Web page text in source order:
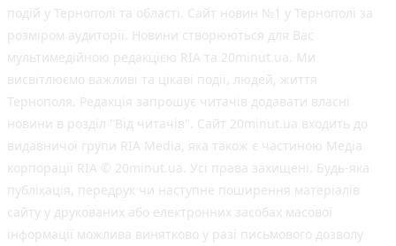
подій у Тернополі та області. Сайт новин №1 у Тернополі за
розміром аудиторії. Новини створюються для Вас
мультимедійною редакцією RIA та 20minut.ua. Ми
висвітлюємо важливі та цікаві події, людей, життя
Тернополя. Редакція запрошує читачів додавати власні
новини в розділ "Від читачів". Сайт 20minut.ua входить до
видавничої групи RIA Media, яка також є частиною Медіа
корпорації RIA © 20minut.ua. Усі права захищені. Будь-яка
публiкацiя, передрук чи наступне поширення матеріалів
сайту у друкованих або електронних засобах масової
інформації можлива винятково у разі письмового дозволу